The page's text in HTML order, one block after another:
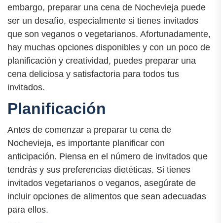
embargo, preparar una cena de Nochevieja puede
ser un desafío, especialmente si tienes invitados
que son veganos o vegetarianos. Afortunadamente,
hay muchas opciones disponibles y con un poco de
planificación y creatividad, puedes preparar una
cena deliciosa y satisfactoria para todos tus
invitados.
Planificación
Antes de comenzar a preparar tu cena de
Nochevieja, es importante planificar con
anticipación. Piensa en el número de invitados que
tendrás y sus preferencias dietéticas. Si tienes
invitados vegetarianos o veganos, asegúrate de
incluir opciones de alimentos que sean adecuadas
para ellos.